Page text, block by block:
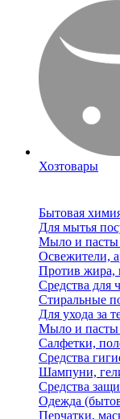
Хозтовары
Бытовая
Для мытья
Мыло и пасты
Освежители,
Против жира,
Средства для
Стиральные
Для ухода за
Мыло и пасты
Салфетки,
Средства
Шампуни,
Средства
Одежда
Перчатки,